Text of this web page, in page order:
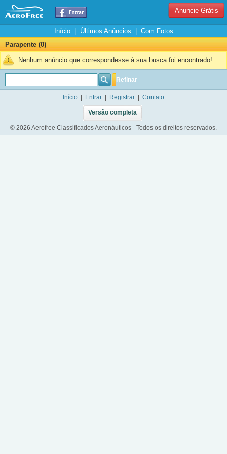
Anuncie Grátis
Início| Últimos Anúncios
Com Fotos
Parapente (0)
Nenhum anúncio que correspondesse à sua busca foi encontrado!
Refinar
Início Entrar Registrar Contato
Versão completa
© 2026 Aerofree Classificados Aeronáuticos - Todos os direitos reservados.